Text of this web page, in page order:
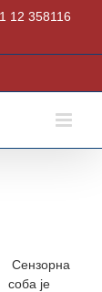
12 358116
Сензорна
соба је